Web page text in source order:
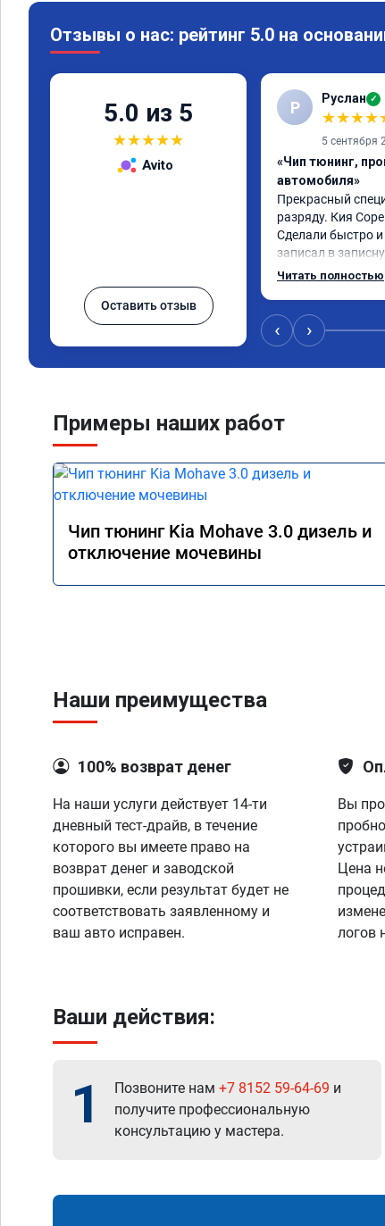
Отзывы о нас: рейтинг 5.0 на
5.0 из 5
★★★★★
Avito
Оставить отзыв
Р Руслан ✓
★★★★
5 сентября
«Чип тюнинг,
автомобиля»
Прекрасный
разряду. Кия
Сделали быстро
записал в
рекомендую! Еще
Читать полностью
‹ ›
Примеры наших работ
Чип тюнинг Kia Mohave 3.0 дизель и
отключение мочевины
Наши преимущества
100% возврат денег
На наши услуги действует 14-ти
дневный тест-драйв, в течение
которого вы имеете право на
возврат денег и заводской
прошивки, если результат будет не
соответствовать заявленному и
ваш авто исправен.
Вы
Цена
логов
Ваши действия:
1 Позвоните нам +7 8152 59-64-69 и
получите профессиональную
консультацию у мастера.